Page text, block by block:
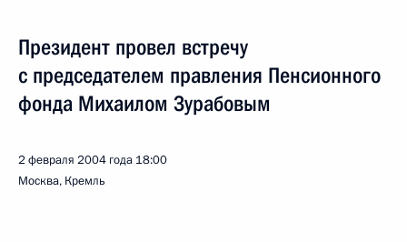
Президент провел встречу
с председателем правления Пенсионного
фонда Михаилом Зурабовым
2 февраля 2004 года 18:00
Москва, Кремль